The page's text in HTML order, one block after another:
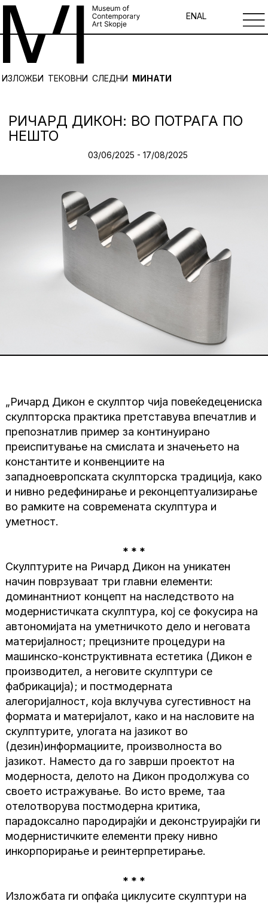
ENAL
ИЗЛОЖБИ ТЕКОВНИ СЛЕДНИ МИНАТИ
РИЧАРД ДИКОН: ВО ПОТРАГА ПО
НЕШТО
03/06/2025 - 17/08/2025
„Ричард Дикон е скулптор чија повеќедецениска
скулпторска практика претставува впечатлив и
препознатлив пример за континуирано
преиспитување на смислата и значењето на
константите и конвенциите на
западноевропската скулпторска традиција, како
и нивно редефинирање и реконцептуализирање
во рамките на современата скулптура и
уметност.
* * *
Скулптурите на Ричард Дикон на уникатен
начин поврзуваат три главни елементи:
доминантниот концепт на наследството на
модернистичката скулптура, кој се фокусира на
автономијата на уметничкото дело и неговата
материјалност; прецизните процедури на
машинско-конструктивната естетика (Дикон е
производител, а неговите скулптури се
фабрикација); и постмодерната
алегоријалност, која вклучува сугестивност на
формата и материјалот, како и на насловите на
скулптурите, улогата на јазикот во
(дезин)информациите, произволноста во
јазикот. Наместо да го заврши проектот на
модерноста, делото на Дикон продолжува со
своето истражување. Во исто време, таа
отелотворува постмодерна критика,
парадоксално пародирајќи и деконструирајќи ги
модернистичките елементи преку нивно
инкорпорирање и реинтерпретирање.
* * *
Изложбата ги опфаќа циклусите скулптури на